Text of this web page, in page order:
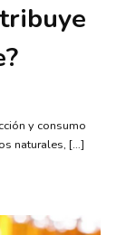
y consumo
naturales, […]